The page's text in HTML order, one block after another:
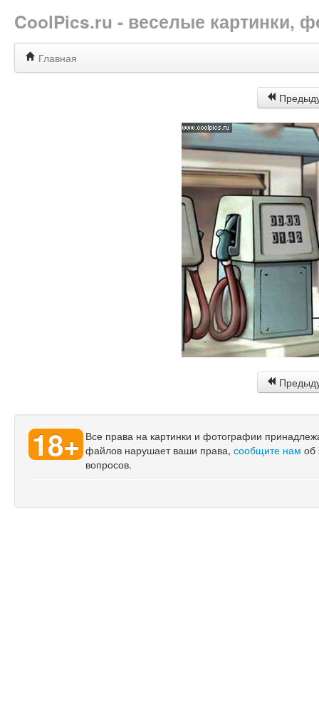
CoolPics.ru - веселые картинки,
Главная
18+ Все права на картинки и фотографии
файлов нарушает ваши права, сообщите нам об
вопросов.